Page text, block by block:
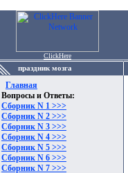
ClickHere
праздник мозга
Главная
Вопросы и Ответы:
Сборник N 1 >>>
Сборник N 2 >>>
Сборник N 3 >>>
Сборник N 4 >>>
Сборник N 5 >>>
Сборник N 6 >>>
Сборник N 7 >>>